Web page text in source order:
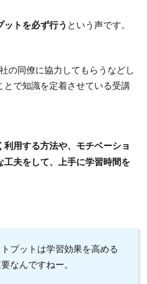
ットを必ず行う という声です。
の同僚に協力してもらうなどし
で知識を定着させている受講
利用する方法や、モチベーショ
工夫をして、上手に学習時間を
プットは学習効果を高める
なんですねー。